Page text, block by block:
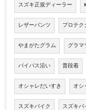
スズキ正規ディーラー
レザーパンツ プロテク
やまがたグラム グラマ
バイパス沿い 普段着
オシャレだいすき オシ
スズキバイク スズキバ